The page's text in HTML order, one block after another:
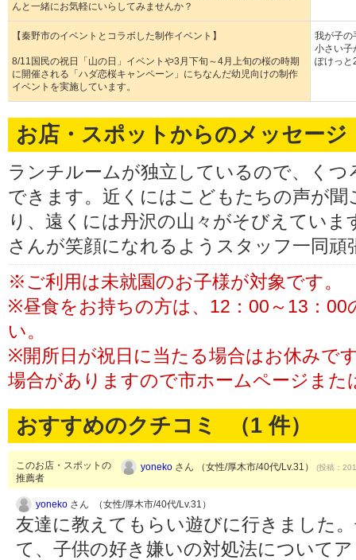
んと一緒にお気軽にいらしてみませんか？
【秦野市のイベントとコラボした制作イベント】
8/11国民の祝日「山の日」イベントや3月下旬～4月上旬の桜の時期
に開催される「ハダ恋桜キャンペーン」にちなんだ幼児向けの制作
イベントを実施しています。
我が子の
小さい子
ぽけっと
お店・スポットからのメッセージ
ランチルームが独立しているので、く
できます。近くにはこどもたちの声が
り、遠くには丹沢の山々がそびえてい
さんが笑顔になれるようスタッフ一同頑
※ご利用は未就園のお子様が対象です。
※昼食をお持ちの方は、12：00～13：
い。
※開所日が祝日に当たる場合はお休みで
場合がありますので市ホームページまた
おすすめのクチコミ （1 件）
このお店・スポットの
推薦者
yoneko さん （女性/厚木市/40代/Lv.31） (投稿：
yoneko さん （女性/厚木市/40代/Lv.31）
友達に教えてもらい遊びに行きました
て、子供の好き嫌いの対処法について